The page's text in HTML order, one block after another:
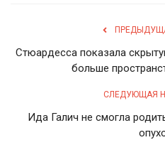
Русский
Стюардесса показала
больше
СЛЕДУЮЩАЯ
Ида Галич не смогла